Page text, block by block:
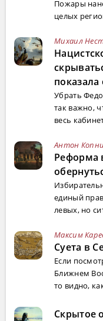
Пожары
целых
Михаил
Убрать
так важно,
весь
Антон
Реформа
единый
левых, но
Максим
Суета в
Если
Ближнем
то видно,
Скрытое